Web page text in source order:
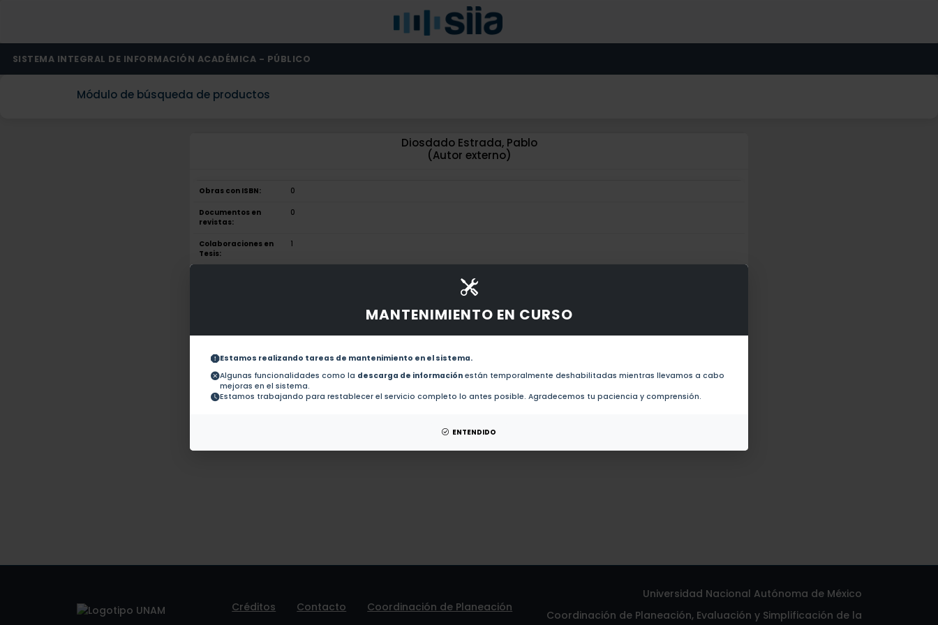
MANTENIMIENTO EN CURSO
Estamos realizando tareas de mantenimiento en el sistema.
Algunas funcionalidades como la descarga de información están temporalmente deshabilitadas mientras llevamos a cabo
mejoras en el sistema.
Estamos trabajando para restablecer el servicio completo lo antes posible. Agradecemos tu paciencia y comprensión.
ENTENDIDO
SISTEMA INTEGRAL DE INFORMACIÓN ACADÉMICA - PÚBLICO
Módulo de búsqueda de productos
Diosdado Estrada, Pablo
(Autor externo)
Obras con ISBN: 0
Documentos en
revistas:
0
Colaboraciones en
Tesis:
1
No hay obras de este autor.
Colaboraciones en
1.- Gestión del conocimiento en comunidades de aprendizaje en contextos industriales y educativos (2013)
Créditos Contacto Coordinación de Planeación
Universidad Nacional Autónoma de México
Coordinación de Planeación, Evaluación y Simplificación de la